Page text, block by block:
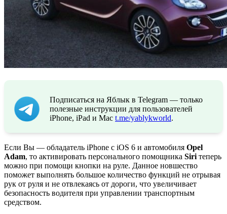
Подписаться на Яблык в Telegram — только
полезные инструкции для пользователей
iPhone, iPad и Mac t.me/yablykworld.
Если Вы — обладатель iPhone с iOS 6 и автомобиля Opel
Adam, то активировать персонального помощника Siri теперь
можно при помощи кнопки на руле. Данное новшество
поможет выполнять большое количество функций не отрывая
рук от руля и не отвлекаясь от дороги, что увеличивает
безопасность водителя при управлении транспортным
средством.